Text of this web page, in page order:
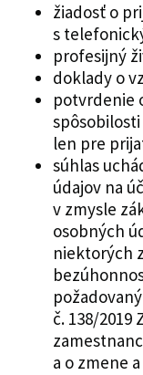
žiadosť o
s
profesijný
doklady o
potvrdenie
len pre
súhlas
údajov na
v zmysle
osobných
niektorých
č. 138/2019
a o zmene